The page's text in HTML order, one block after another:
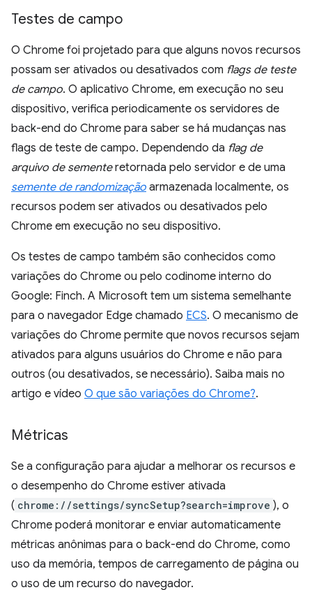
Testes de campo
O Chrome foi projetado para que alguns novos recursos
possam ser ativados ou desativados com flags de teste
de campo. O aplicativo Chrome, em execução no seu
dispositivo, verifica periodicamente os servidores de
back-end do Chrome para saber se há mudanças nas
flags de teste de campo. Dependendo da flag de
arquivo de sementeretornada pelo servidor e de uma
semente de randomização armazenada localmente, os
recursos podem ser ativados ou desativados pelo
Chrome em execução no seu dispositivo.
Os testes de campo também são conhecidos como
variações do Chrome ou pelo codinome interno do
Google: Finch. A Microsoft tem um sistema semelhante
para o navegador Edge chamado ECS. O mecanismo de
variações do Chrome permite que novos recursos sejam
ativados para alguns usuários do Chrome e não para
outros (ou desativados, se necessário). Saiba mais no
artigo e vídeo O que são variações do Chrome?.
Métricas
Se a configuração para ajudar a melhorar os recursos e
o desempenho do Chrome estiver ativada
( chrome://settings/syncSetup?search=improve ), o
Chrome poderá monitorar e enviar automaticamente
métricas anônimas para o back-end do Chrome, como
uso da memória, tempos de carregamento de página ou
o uso de um recurso do navegador.